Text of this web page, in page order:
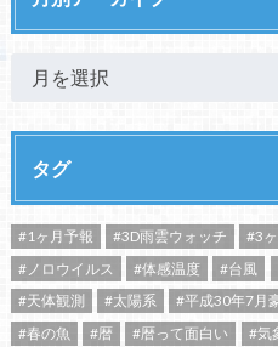
タグ
#1ヶ月予報 #3D雨雲ウォッチ #3
#ノロウイルス
#体感温度 #台風
#天体観測
#太陽系 #平成30年7月
#春の魚
#暦 #暦って面白い #気